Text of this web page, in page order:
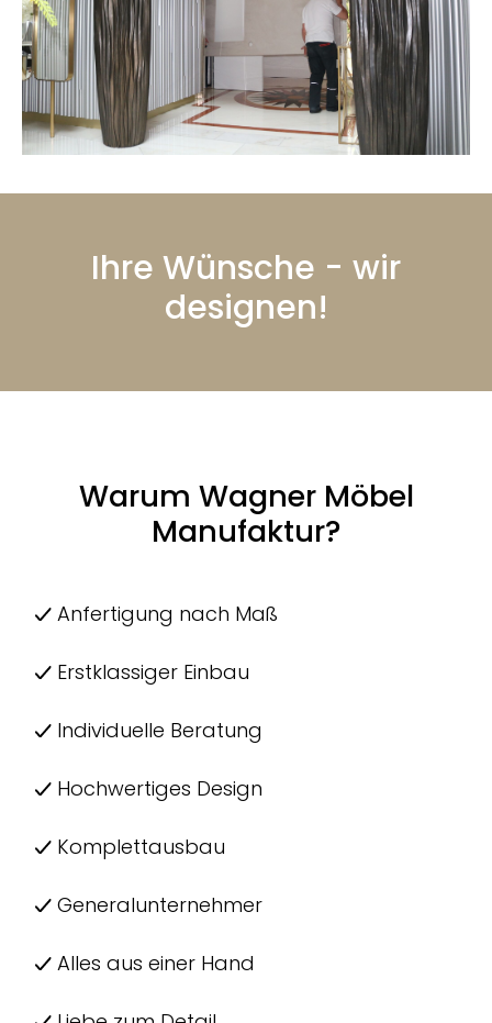
Ihre Wünsche - wir
designen!
Warum Wagner Möbel
Manufaktur?
Anfertigung nach Maß
Erstklassiger Einbau
Individuelle Beratung
Hochwertiges Design
Komplettausbau
Generalunternehmer
Alles aus einer Hand